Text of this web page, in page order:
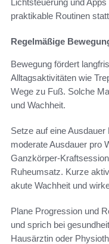
praktikable Routinen
Regelmäßige
Bewegung fördert
Alltagsaktivitäten wie
Wege zu Fuß. Solche
und Wachheit.
Setze auf eine
moderate Ausdauer pro
Ruheumsatz. Kurze
akute Wachheit und
Plane Progression und
und sprich bei
Hausärztin oder